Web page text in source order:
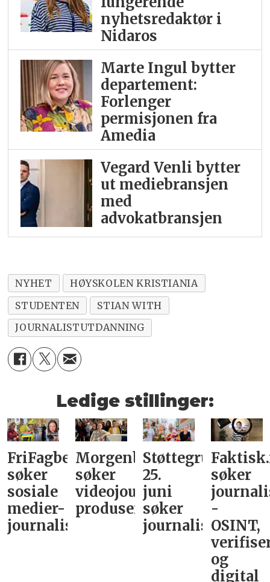
nyhetsredaktør i
Nidaros
Marte Ingul bytter
departement:
Forlenger
permisjonen fra
Amedia
Vegard Venli bytter
ut mediebransjen
med
advokatbransjen
NYHET
HØYSKOLEN KRISTIANIA
STUDENTEN
STIAN WITH
JOURNALISTUTDANNING
Ledige stillinger:
FriFagbevegelse
søker
sosiale
medier-
journalist
Morgenbladet
søker
videojournalist/podkast-
produsent
Støttegruppa
25.
juni
søker
journalist
søker
-
OSINT,
og
digital